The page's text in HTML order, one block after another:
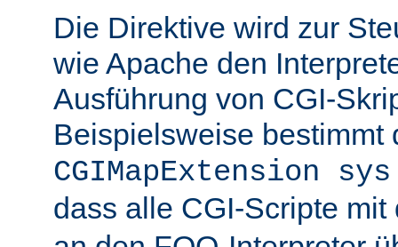
Die Direktive wird zur
wie Apache den
Ausführung von CGI-
Beispielsweise bestimmt
CGIMapExtension
dass alle CGI-Scripte